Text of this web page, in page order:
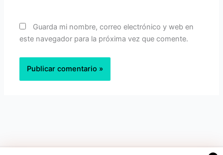
Guarda mi nombre, correo electrónico y web en
este navegador para la próxima vez que comente.